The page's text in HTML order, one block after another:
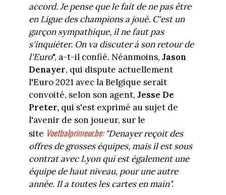
accord. Je pense que le fait de ne pas être
en Ligue des champions a joué. C'est un
garçon sympathique, il ne faut pas
s'inquiéter. On va discuter à son retour de
l'Euro", a-t-il confié. Néanmoins, Jason
Denayer, qui dispute actuellement
l'Euro 2021 avec la Belgique serait
convoité, selon son agent, Jesse De
Preter, qui s'est exprimé au sujet de
l'avenir de son joueur, sur le
site Voetbalprimeur.be: "Denayer reçoit des
offres de grosses équipes, mais il est sous
contrat avec Lyon qui est également une
équipe de haut niveau, pour une autre
année. Il a toutes les cartes en main".